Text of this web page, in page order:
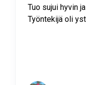
Tuo sujui hyvin
Työntekijä oli